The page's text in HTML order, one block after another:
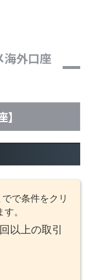
海外口座
で条件をクリ
。
以上の取引